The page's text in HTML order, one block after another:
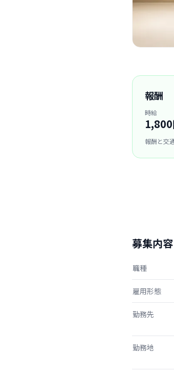
報酬
時給
報酬と交
募集内容
職種
雇用形態
勤務先
勤務地